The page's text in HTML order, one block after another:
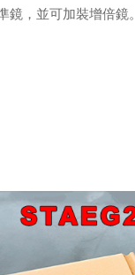
，並可加裝增倍鏡。